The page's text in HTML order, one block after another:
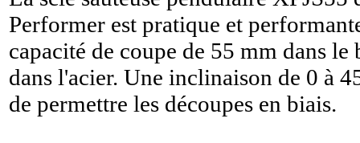
Performer est pratique et
capacité de coupe de 55 mm dans le
dans l'acier. Une inclinaison de 0 à
de permettre les découpes en biais.